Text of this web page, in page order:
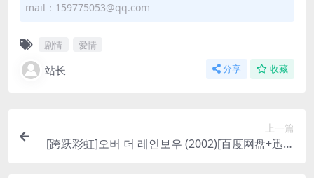
mail：159775053@qq.com
剧情 爱情
站长 分享 收藏
上一篇
[跨跃彩虹]오버 더 레인보우 (2002)[百度网盘+迅雷